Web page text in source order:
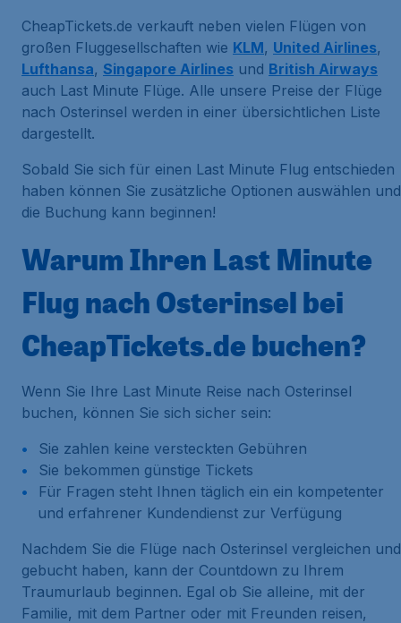
CheapTickets.de verkauft neben vielen Flügen von
großen Fluggesellschaften wie KLM, United Airlines,
Lufthansa, Singapore Airlines und British Airways
auch Last Minute Flüge. Alle unsere Preise der Flüge
nach Osterinsel werden in einer übersichtlichen Liste
dargestellt.
Sobald Sie sich für einen Last Minute Flug entschieden
haben können Sie zusätzliche Optionen auswählen und
die Buchung kann beginnen!
Warum Ihren Last Minute
Flug nach Osterinsel bei
CheapTickets.de buchen?
Wenn Sie Ihre Last Minute Reise nach Osterinsel
buchen, können Sie sich sicher sein:
Sie zahlen keine versteckten Gebühren
Sie bekommen günstige Tickets
Für Fragen steht Ihnen täglich ein ein kompetenter
und erfahrener Kundendienst zur Verfügung
Nachdem Sie die Flüge nach Osterinsel vergleichen und
gebucht haben, kann der Countdown zu Ihrem
Traumurlaub beginnen. Egal ob Sie alleine, mit der
Familie, mit dem Partner oder mit Freunden reisen,